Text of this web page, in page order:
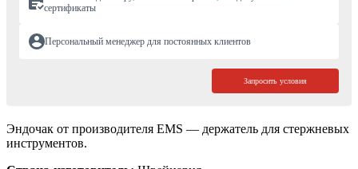
сертификаты
Персональный менеджер для постоянных клиентов
Запросить условия
Эндочак от производителя EMS — держатель для стержневых
инструментов.